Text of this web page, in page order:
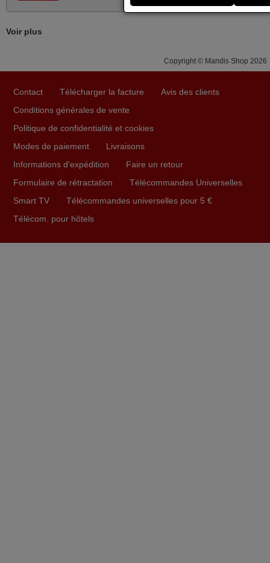
FRANCE
Super Service
La telecommande fonctionne tres bien, et service rapide
Voir plus
Copyright © Mandis Shop 2026
Contact Télécharger la facture
Avis des clients
Conditions générales de vente
Politique de confidentialité et cookies
Modes de paiement
Livraisons
Informations d'expédition
Faire un retour
Formulaire de rétractation
Télécommandes Universelles
Smart TV
Télécommandes universelles pour 5 €
Télécom. pour hôtels